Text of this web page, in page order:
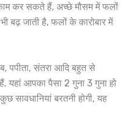
कर सकते हैं, अच्छे मौसम में फलों
बढ़ जाती है, फलों के कारोबार में
संतरा आदि बहुत से
यहां आपका पैसा 2 गुना 3 गुना हो
सावधानियां बरतनी होगी, यह